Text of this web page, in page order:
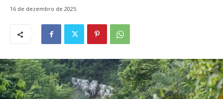
16 de dezembro de 2025